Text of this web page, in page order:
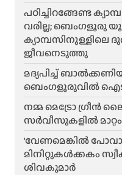
പഠിച്ചിറങ്ങേണ്ട
വരില്ല; ബെംഗളൂരു
ക്യാമ്പസിനുള്ളിലെ
ജീവനെടുത്തു
മദ്യപിച്ച്
ബെംഗളൂരുവിൽ ഐടി
നമ്മ മെട്രോ ഗ്രീൻ
സർവീസുകളിൽ
‘വേണമെങ്കിൽ
മിനിറ്റുകൾക്കകം
ശിവകുമാർ